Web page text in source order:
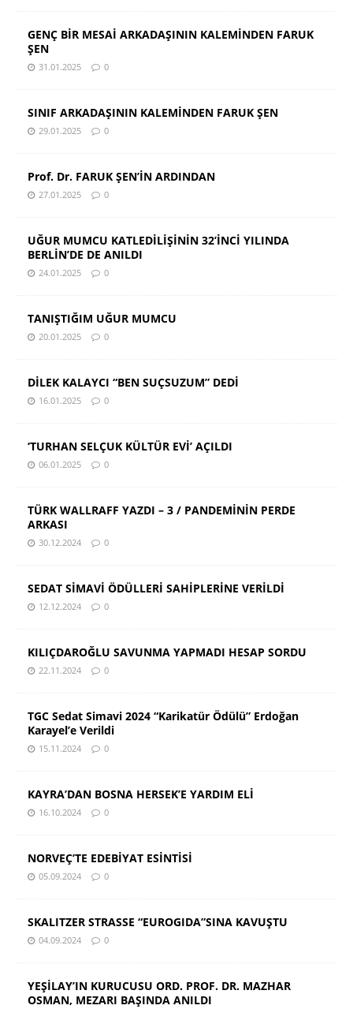
GENÇ BİR MESAİ ARKADAŞININ KALEMİNDEN FARUK
ŞEN
31.01.2025 0
SINIF ARKADAŞININ KALEMİNDEN FARUK ŞEN
29.01.2025 0
Prof. Dr. FARUK ŞEN’İN ARDINDAN
27.01.2025 0
UĞUR MUMCU KATLEDİLİŞİNİN 32’İNCİ YILINDA
BERLİN’DE DE ANILDI
24.01.2025 0
TANIŞTIĞIM UĞUR MUMCU
20.01.2025 0
DİLEK KALAYCI “BEN SUÇSUZUM” DEDİ
16.01.2025 0
‘TURHAN SELÇUK KÜLTÜR EVİ’ AÇILDI
06.01.2025 0
TÜRK WALLRAFF YAZDI – 3 / PANDEMİNİN PERDE
ARKASI
30.12.2024 0
SEDAT SİMAVİ ÖDÜLLERİ SAHİPLERİNE VERİLDİ
12.12.2024 0
KILIÇDAROĞLU SAVUNMA YAPMADI HESAP SORDU
22.11.2024 0
TGC Sedat Simavi 2024 “Karikatür Ödülü” Erdoğan
Karayel’e Verildi
15.11.2024 0
KAYRA’DAN BOSNA HERSEK’E YARDIM ELİ
16.10.2024 0
NORVEÇ’TE EDEBİYAT ESİNTİSİ
05.09.2024 0
SKALITZER STRASSE “EUROGIDA”SINA KAVUŞTU
04.09.2024 0
YEŞİLAY’IN KURUCUSU ORD. PROF. DR. MAZHAR
OSMAN, MEZARI BAŞINDA ANILDI